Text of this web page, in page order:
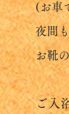
(お車で5
夜間も安
お靴のま
ご入